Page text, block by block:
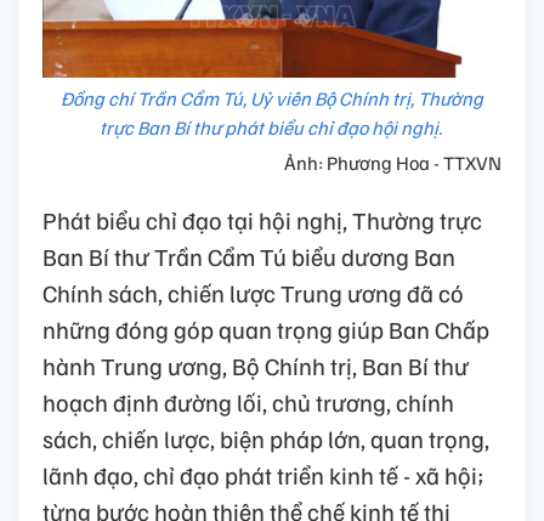
Đồng chí Trần Cẩm Tú, Uỷ viên Bộ Chính trị, Thường
trực Ban Bí thư phát biểu chỉ đạo hội nghị.
Ảnh: Phương Hoa - TTXVN
Phát biểu chỉ đạo tại hội nghị, Thường trực
Ban Bí thư Trần Cẩm Tú biểu dương Ban
Chính sách, chiến lược Trung ương đã có
những đóng góp quan trọng giúp Ban Chấp
hành Trung ương, Bộ Chính trị, Ban Bí thư
hoạch định đường lối, chủ trương, chính
sách, chiến lược, biện pháp lớn, quan trọng,
lãnh đạo, chỉ đạo phát triển kinh tế - xã hội;
từng bước hoàn thiện thể chế kinh tế thị